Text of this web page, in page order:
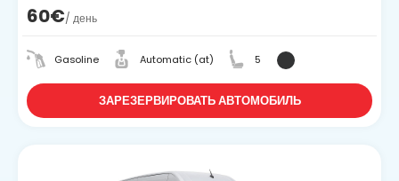
60€/ день
Gasoline Automatic (at) 5
ЗАРЕЗЕРВИРОВАТЬ АВТОМОБИЛЬ